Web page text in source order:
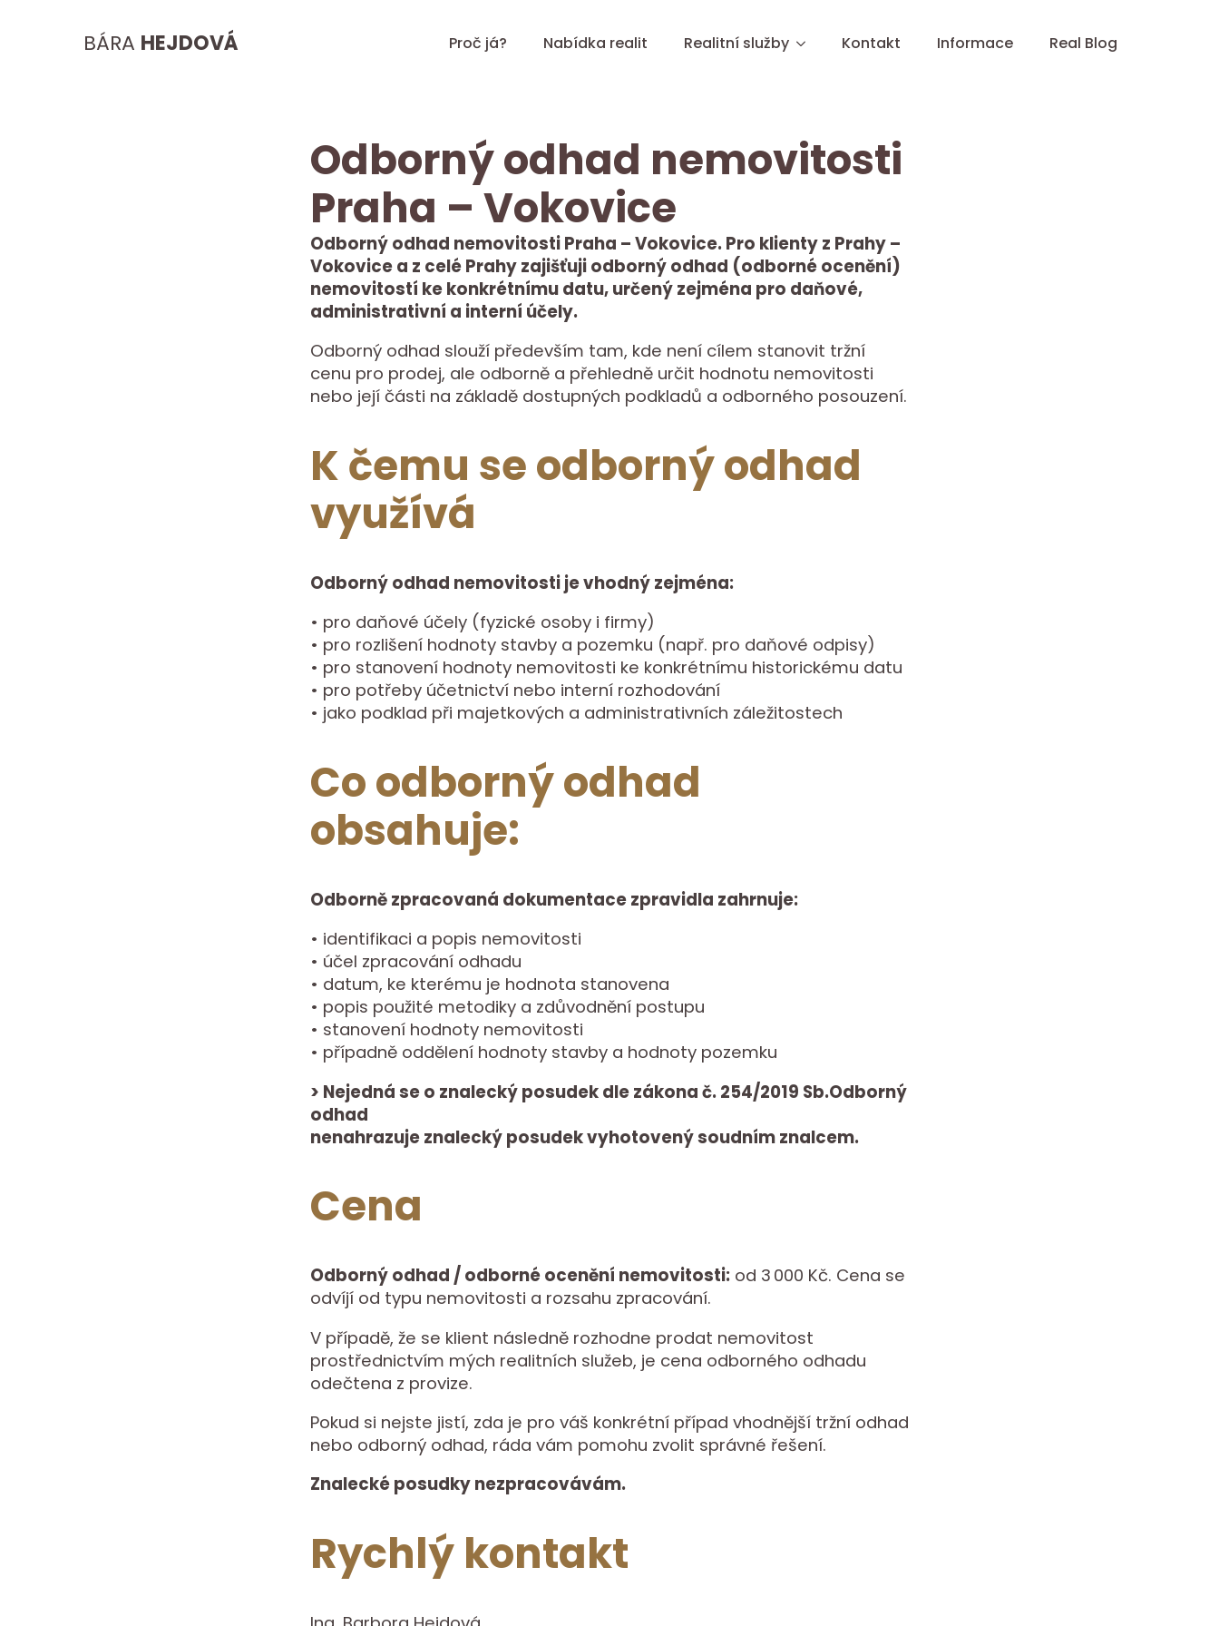
BÁRA HEJDOVÁ Proč já? Nabídka realit Realitní služby Kontakt Informace Real Blog
Odborný odhad nemovitosti
Praha – Vokovice
Odborný odhad nemovitosti Praha – Vokovice. Pro klienty z Prahy –
Vokovice a z celé Prahy zajišťuji odborný odhad (odborné ocenění)
nemovitostí ke konkrétnímu datu, určený zejména pro daňové,
administrativní a interní účely.
Odborný odhad slouží především tam, kde není cílem stanovit tržní
cenu pro prodej, ale odborně a přehledně určit hodnotu nemovitosti
nebo její části na základě dostupných podkladů a odborného posouzení.
K čemu se odborný odhad
využívá
Odborný odhad nemovitosti je vhodný zejména:
• pro daňové účely (fyzické osoby i firmy)
• pro rozlišení hodnoty stavby a pozemku (např. pro daňové odpisy)
• pro stanovení hodnoty nemovitosti ke konkrétnímu historickému datu
• pro potřeby účetnictví nebo interní rozhodování
• jako podklad při majetkových a administrativních záležitostech
Co odborný odhad
obsahuje:
Odborně zpracovaná dokumentace zpravidla zahrnuje:
• identifikaci a popis nemovitosti
• účel zpracování odhadu
• datum, ke kterému je hodnota stanovena
• popis použité metodiky a zdůvodnění postupu
• stanovení hodnoty nemovitosti
• případně oddělení hodnoty stavby a hodnoty pozemku
> Nejedná se o znalecký posudek dle zákona č. 254/2019 Sb.Odborný
odhad
nenahrazuje znalecký posudek vyhotovený soudním znalcem.
Cena
Odborný odhad / odborné ocenění nemovitosti: od 3 000 Kč. Cena se
odvíjí od typu nemovitosti a rozsahu zpracování.
V případě, že se klient následně rozhodne prodat nemovitost
prostřednictvím mých realitních služeb, je cena odborného odhadu
odečtena z provize.
Pokud si nejste jistí, zda je pro váš konkrétní případ vhodnější tržní odhad
nebo odborný odhad, ráda vám pomohu zvolit správné řešení.
Znalecké posudky nezpracovávám.
Rychlý kontakt